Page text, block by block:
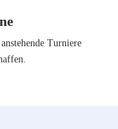
Turniere